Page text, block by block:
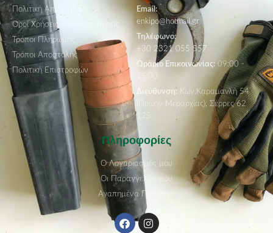
Πολιτική Απορρήτου
Όροι Χρήσεις & Προϋποθέσεις
Τρόποι Πληρωμής
Τρόποι Αποστολής
Πολιτική Επιστροφών
Email:
enkipo@hotmail.gr
Τηλέφωνο:
+30 2321 055 557
Ωράριο Επικοινωνίας: 09:00 -
15:00
Διεύθυνση: Κων.Καραμανλή 54
(Πρώην Μεραρχίας), Σέρρες 62
125
Πληροφορίες
Ο Λογαριασμός μου
Οι Παραγγελίες μου
Αγαπημένα Προϊόντα